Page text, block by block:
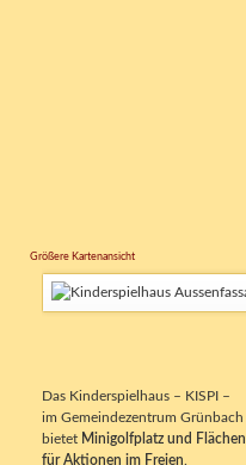
Größere Kartenansicht
Das Kinderspielhaus – KISPI –
im Gemeindezentrum Grünbach
bietet Minigolfplatz und Flächen
für Aktionen im Freien